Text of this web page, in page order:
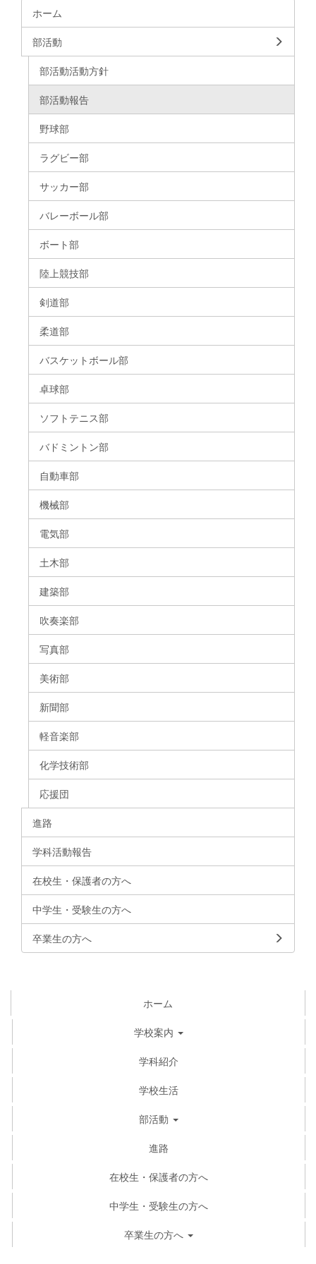
ホーム
部活動
部活動活動方針
部活動報告
野球部
ラグビー部
サッカー部
バレーボール部
ボート部
陸上競技部
剣道部
柔道部
バスケットボール部
卓球部
ソフトテニス部
バドミントン部
自動車部
機械部
電気部
土木部
建築部
吹奏楽部
写真部
美術部
新聞部
軽音楽部
化学技術部
応援団
進路
学科活動報告
在校生・保護者の方へ
中学生・受験生の方へ
卒業生の方へ
ホーム
学校案内
学科紹介
学校生活
部活動
進路
在校生・保護者の方へ
中学生・受験生の方へ
卒業生の方へ